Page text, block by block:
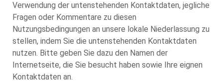
Verwendung der untenstehenden Kontaktdaten, jegliche
Fragen oder Kommentare zu diesen
Nutzungsbedingungen an unsere lokale Niederlassung zu
stellen, indem Sie die untenstehenden Kontaktdaten
nutzen. Bitte geben Sie dazu den Namen der
Internetseite, die Sie besucht haben sowie Ihre eignen
Kontaktdaten an.